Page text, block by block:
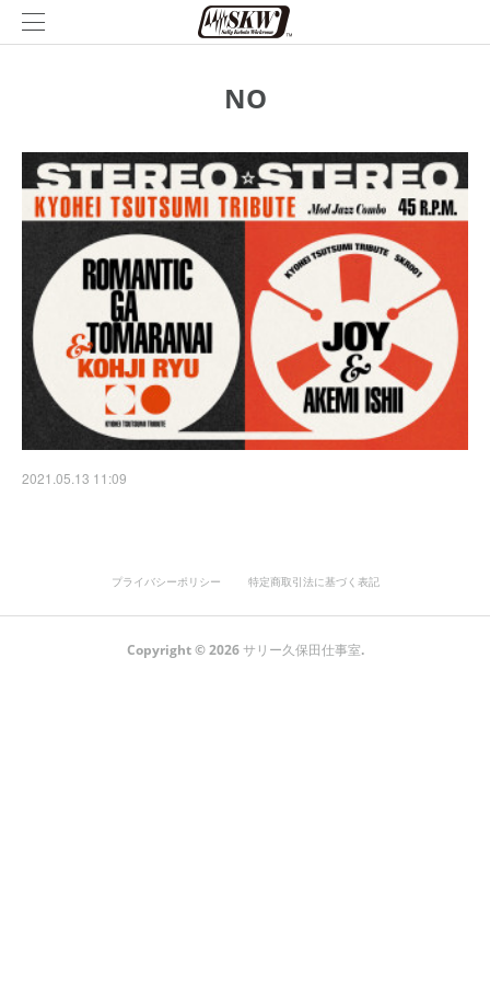
NO
2021.05.13 11:09
プライバシーポリシー 特定商取引法に基づく表記
Copyright ©2026 サリー久保田仕事室.